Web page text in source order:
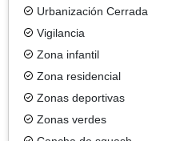
Urbanización Cerrada
Vigilancia
Zona infantil
Zona residencial
Zonas deportivas
Zonas verdes